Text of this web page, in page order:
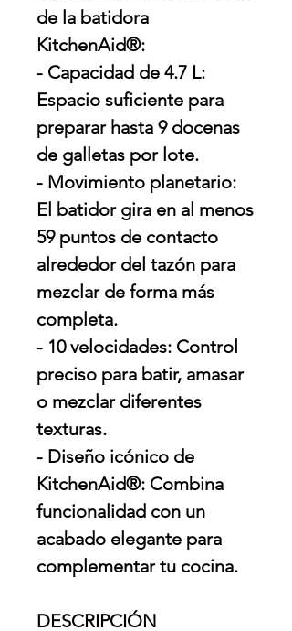
de la batidora
KitchenAid®:
- Capacidad de 4.7 L:
Espacio suficiente para
preparar hasta 9 docenas
de galletas por lote.
- Movimiento planetario:
El batidor gira en al menos
59 puntos de contacto
alrededor del tazón para
mezclar de forma más
completa.
- 10 velocidades: Control
preciso para batir, amasar
o mezclar diferentes
texturas.
- Diseño icónico de
KitchenAid®: Combina
funcionalidad con un
acabado elegante para
complementar tu cocina.
DESCRIPCIÓN